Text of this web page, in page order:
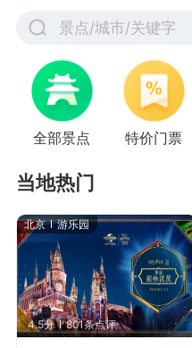
景点/城市/关键字
全部景点 特价门票
当地热门
北京 游乐园
4.5分 801条点评